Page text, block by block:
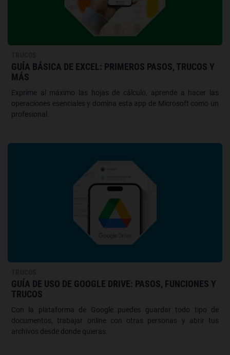
GUÍA BÁSICA DE EXCEL: PRIMEROS PASOS, TRUCOS Y
MÁS
Exprime al máximo las hojas de cálculo, aprende a hacer las
operaciones esenciales y domina esta app de Microsoft como un
profesional.
GUÍA DE USO DE GOOGLE DRIVE: PASOS, FUNCIONES Y
TRUCOS
Con la plataforma de Google puedes guardar todo tipo de
documentos, trabajar online con otras personas y abrir tus
archivos desde donde quieras.